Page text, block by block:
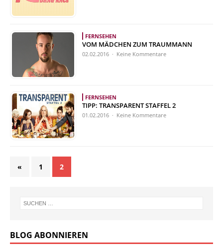
FERNSEHEN
VOM MÄDCHEN ZUM TRAUMMANN
02.02.2016 · Keine Kommentare
FERNSEHEN
TIPP: TRANSPARENT STAFFEL 2
01.02.2016 · Keine Kommentare
« 1 2
BLOG ABONNIEREN